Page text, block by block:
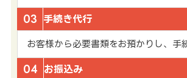
03 手続き代行
お客様から必要書類をお預かりし、手
04 お振込み